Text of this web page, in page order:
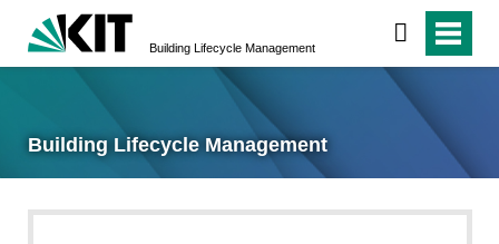
Building Lifecycle Management
Building Lifecycle Management